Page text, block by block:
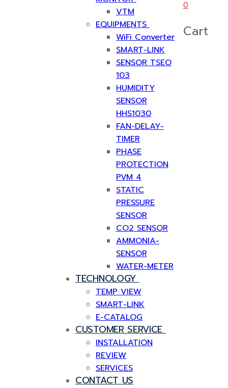
VTM
EQUIPMENTS
WiFi Converter
SMART-LINK
SENSOR TSEO
103
HUMIDITY
SENSOR
HHS1030
FAN-DELAY-
TIMER
PHASE
PROTECTION
PVM 4
STATIC
PRESSURE
SENSOR
CO2 SENSOR
AMMONIA-
SENSOR
WATER-METER
TECHNOLOGY
TEMP VIEW
SMART-LINK
E-CATALOG
CUSTOMER SERVICE
INSTALLATION
REVIEW
SERVICES
CONTACT US
0
Cart